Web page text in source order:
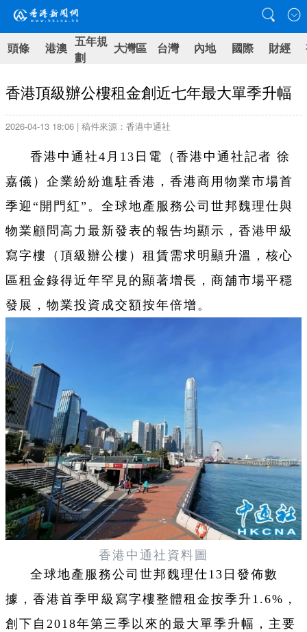
頭條 港澳 五年規
劃
大灣區 台灣 內地 國際 財經
香港頂級辦公樓租金創近七年最大單季升幅
2026-04-13 18:06 | 稿件來源：香港中通社
香港中通社4月13日電（香港中通社記者 徐
嘉儀）企業紛紛進駐香港，香港商用物業市場首
季迎“開門紅”。全球地產服務公司世邦魏理仕與
物業顧問高力最新發表的報告均顯示，香港甲級
寫字樓（頂級辦公樓）租賃需求明顯升溫，核心
區租金錄得近年罕見的顯著增長，商舖市場平穩
發展，物業投資成交額按年倍增。
香港中通社資料圖
全球地產服務公司世邦魏理仕13日發佈數
據，香港首季甲級寫字樓整體租金按季升1.6%，
創下自2018年第三季以來的最大單季升幅，主要